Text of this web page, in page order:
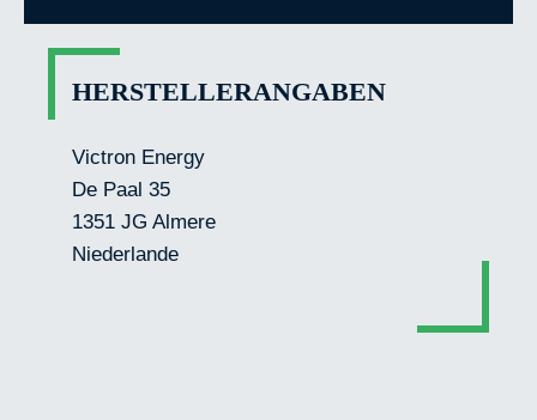
HERSTELLERANGABEN
Victron Energy
De Paal 35
1351 JG Almere
Niederlande